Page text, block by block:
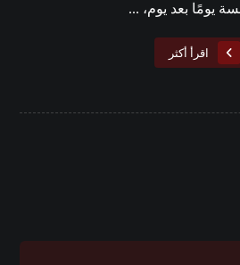
يومًا بعد يوم، ...
اقرأ أكثر